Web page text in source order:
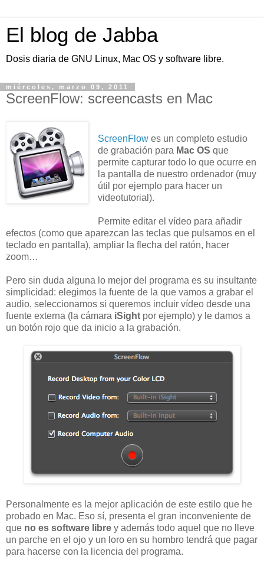
El blog de Jabba
Dosis diaria de GNU Linux, Mac OS y software libre.
miércoles, marzo 09, 2011
ScreenFlow: screencasts en Mac
ScreenFlowes un completo estudio
de grabación para Mac OS que
permite capturar todo lo que ocurre en
la pantalla de nuestro ordenador (muy
útil por ejemplo para hacer un
videotutorial).
Permite editar el vídeo para añadir
efectos (como que aparezcan las teclas que pulsamos en el
teclado en pantalla), ampliar la flecha del ratón, hacer
zoom…
Pero sin duda alguna lo mejor del programa es su insultante
simplicidad: elegimos la fuente de la que vamos a grabar el
audio, seleccionamos si queremos incluir vídeo desde una
fuente externa (la cámara iSight por ejemplo) y le damos a
un botón rojo que da inicio a la grabación.
Personalmente es la mejor aplicación de este estilo que he
probado en Mac. Eso sí, presenta el gran inconveniente de
que no es software libre y además todo aquel que no lleve
un parche en el ojo y un loro en su hombro tendrá que pagar
para hacerse con la licencia del programa.